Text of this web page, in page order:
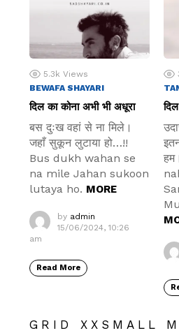
5.3k Views
BEWAFA SHAYARI
दिल का कोना अभी भी अधूरा
बस दुःख वहां से ना मिले।
जहाँ सुकून लुटाया हो…!!
Bus dukh wahan se
na mile Jahan sukoon
lutaya ho. MORE
by admin
15/06/2024, 10:26
am
Read More
GRID XXSMALL